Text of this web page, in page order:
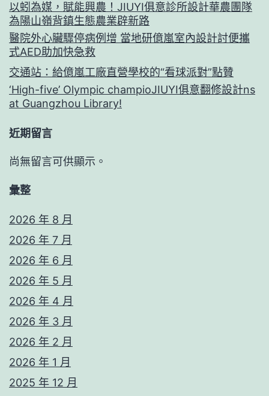
以蚓為媒，賦能興農！JIUYI俱意診所設計華農團隊
為陽山嶺背鎮生態農業辟新路
醫院外心臟驟停病例增 當地研億嵐室內設計討便攜
式AED助加快急救
交通站：給億嵐工廠直營學校的“看球派對”點贊
‘High-five’ Olympic champioJIUYI俱意翻修設計ns
at Guangzhou Library!
近期留言
尚無留言可供顯示。
彙整
2026 年 8 月
2026 年 7 月
2026 年 6 月
2026 年 5 月
2026 年 4 月
2026 年 3 月
2026 年 2 月
2026 年 1 月
2025 年 12 月